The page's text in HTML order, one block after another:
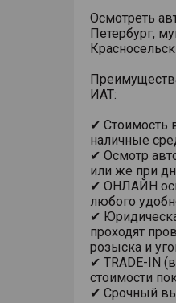
Осмотреть
Петербург,
ИАТ:
✔ Стоимость
наличные
✔ Осмотр
или же при
✔ ОНЛАЙН
любого
✔
проходят
розыска и
✔ TRADE-IN
стоимости
✔ Срочный